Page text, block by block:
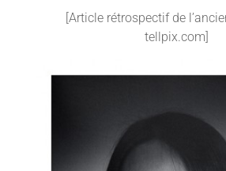
[Article rétrospectif de
tellpix.com]